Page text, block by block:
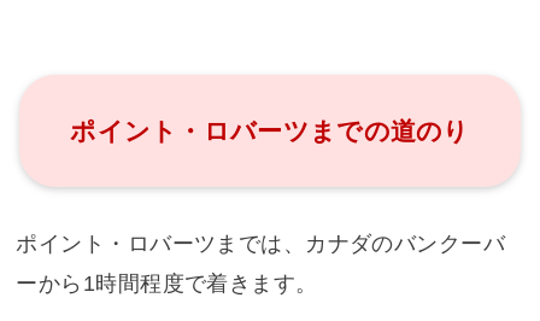
ポイント・ロバーツまでの道のり
ポイント・ロバーツまでは、カナダのバンクーバ
ーから1時間程度で着きます。